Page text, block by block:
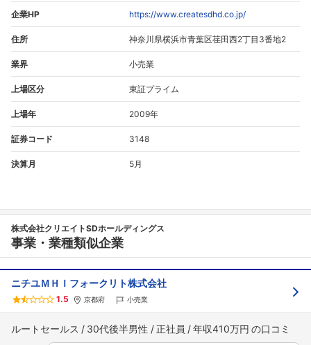
企業HP https://www.createsdhd.co.jp/
住所 神奈川県横浜市青葉区荏田西2丁目3番地2
業界 小売業
上場区分 東証プライム
上場年 2009年
証券コード 3148
決算月 5月
株式会社クリエイトSDホールディングス
事業・業種類似企業
ニチユＭＨＩフォークリト株式会社
1.5 京都府 小売業
ルートセールス 30代後半男性 正社員 年収410万円